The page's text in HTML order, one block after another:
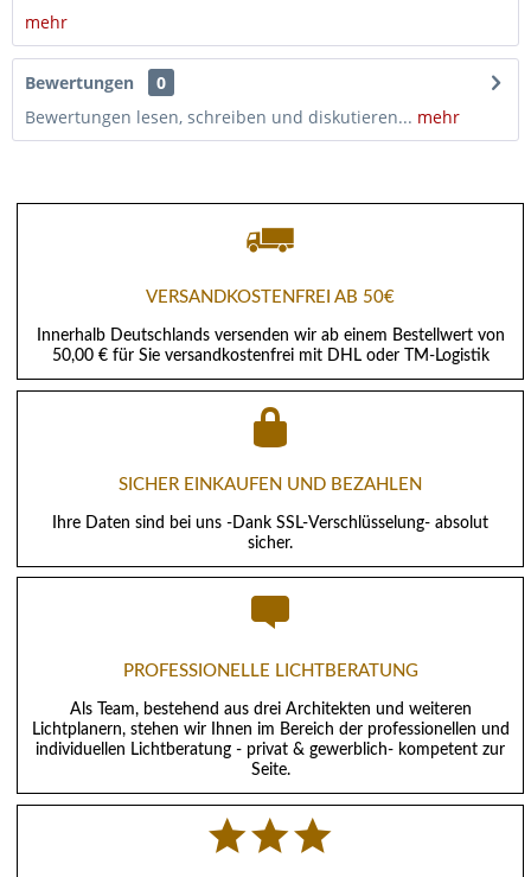
mehr
Bewertungen
0
Bewertungen lesen, schreiben und diskutieren... mehr
VERSANDKOSTENFREI AB 50€
Innerhalb Deutschlands versenden wir ab einem Bestellwert von
50,00 € für Sie versandkostenfrei mit DHL oder TM-Logistik
SICHER EINKAUFEN UND BEZAHLEN
Ihre Daten sind bei uns -Dank SSL-Verschlüsselung- absolut
sicher.
PROFESSIONELLE LICHTBERATUNG
Als Team, bestehend aus drei Architekten und weiteren
Lichtplanern, stehen wir Ihnen im Bereich der professionellen und
individuellen Lichtberatung - privat & gewerblich- kompetent zur
Seite.